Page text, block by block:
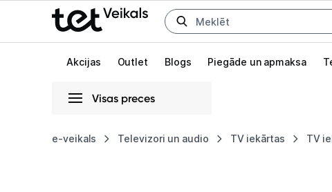
Uz kategorijam Uz galveno saturu
Akcijas Outlet Blogs Piegāde un apmaksa
Visas preces
e-veikals Televizori un audio TV iekārtas TV